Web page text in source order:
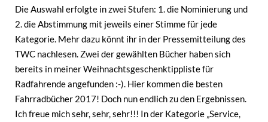
Die Auswahl erfolgte in zwei Stufen: 1. die Nominierung und
2. die Abstimmung mit jeweils einer Stimme für jede
Kategorie. Mehr dazu könnt ihr in der Pressemitteilung des
TWC nachlesen. Zwei der gewählten Bücher haben sich
bereits in meiner Weihnachtsgeschenktippliste für
Radfahrende angefunden :-). Hier kommen die besten
Fahrradbücher 2017! Doch nun endlich zu den Ergebnissen.
Ich freue mich sehr, sehr, sehr!!! In der Kategorie „Service,